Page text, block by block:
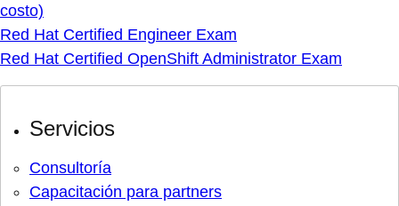
costo)
Red Hat Certified Engineer Exam
Red Hat Certified OpenShift Administrator Exam
Servicios
Consultoría
Capacitación para partners